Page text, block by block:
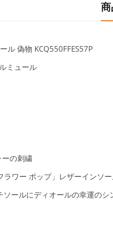
ル 偽物 KCQ550FFES57P
ミュール
ーの刺繍
ワー ポップ」レザーインソ
ールにディオールの幸運のシ